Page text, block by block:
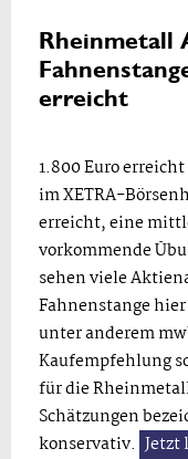
Rheinmetall
erreicht
1.800 Euro
im XETRA-
erreicht, eine
vorkommende
sehen viele
Fahnenstange
unter anderem
Kaufempfehlung
für die
Schätzungen
konservativ. Jetzt